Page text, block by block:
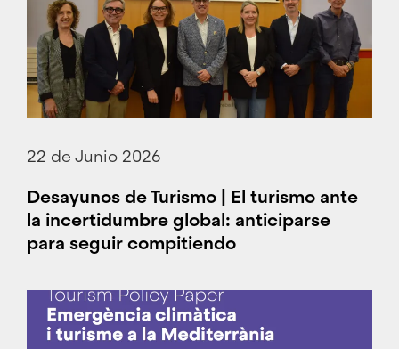
22 de Junio 2026
Desayunos de Turismo | El turismo ante
la incertidumbre global: anticiparse
para seguir compitiendo